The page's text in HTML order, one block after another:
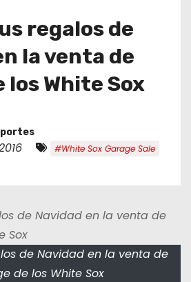
regalos de
la venta de
los White Sox
#White Sox Garage Sale
de Navidad en la venta de
de los White Sox